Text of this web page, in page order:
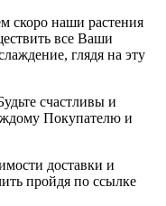
скоро наши растения
все Ваши
глядя на эту
счастливы и
Покупателю и
доставки и
пройдя по ссылке